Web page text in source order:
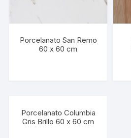
Porcelanato San Remo
60 x 60 cm
Porcelanato Columbia
Gris Brillo 60 x 60 cm